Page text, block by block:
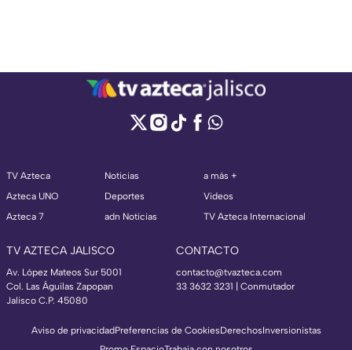
TV Azteca
Azteca UNO
Azteca 7
Noticias
Deportes
adn Noticias
a más +
Videos
TV Azteca Internacional
TV AZTECA JALISCO
Av. López Mateos Sur 5001
Col. Las Águilas Zapopan
Jalisco C.P. 45080
CONTACTO
contacto@tvazteca.com
33 3632 3231 | Conmutador
Aviso de privacidadPreferencias de CookiesDerechosInversionistas